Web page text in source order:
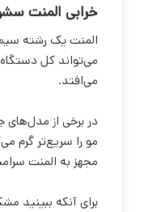
خرابی المنت
المنت یک رشته
می‌تواند کل دستگاه
می‌افتد.
در برخی از
مو را سریع‌تر گرم
مجهز به المنت
برای آنکه ببینید